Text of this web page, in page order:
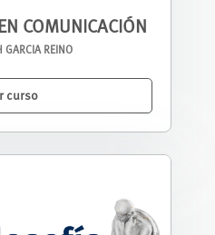
COMUNICACIÓN
GARCIA REINO
curso